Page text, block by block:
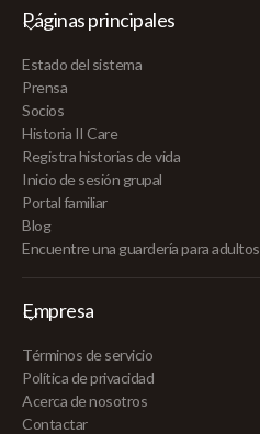
Páginas principales
Estado del sistema
Prensa
Socios
Historia II Care
Registra historias de vida
Inicio de sesión grupal
Portal familiar
Blog
Encuentre una guardería para adultos
Empresa
Términos de servicio
Política de privacidad
Acerca de nosotros
Contactar